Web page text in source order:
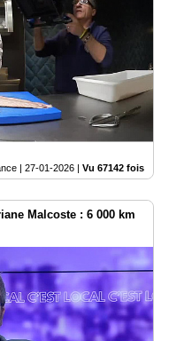
| 27-01-2026 | Vu 67142 fois
Malcoste : 6 000 km